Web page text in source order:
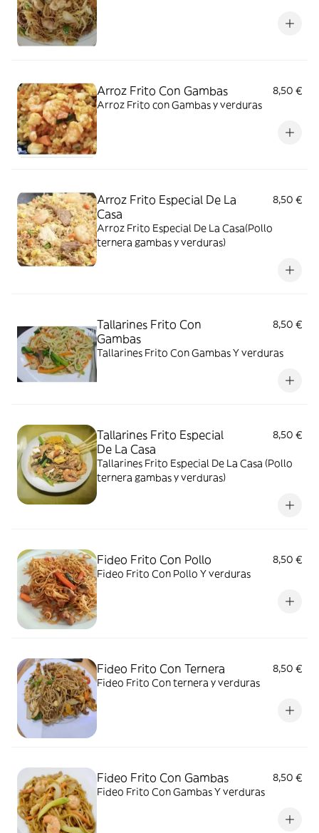
Arroz Frito Con Gambas
8,50 €
Arroz Frito con Gambas y verduras
Arroz Frito Especial De La
Casa
8,50 €
Arroz Frito Especial De La Casa(Pollo
ternera gambas y verduras)
Tallarines Frito Con
Gambas
8,50 €
Tallarines Frito Con Gambas Y verduras
Tallarines Frito Especial
De La Casa
8,50 €
Tallarines Frito Especial De La Casa (Pollo
ternera gambas y verduras)
Fideo Frito Con Pollo
8,50 €
Fideo Frito Con Pollo Y verduras
Fideo Frito Con Ternera
8,50 €
Fideo Frito Con ternera y verduras
Fideo Frito Con Gambas
8,50 €
Fideo Frito Con Gambas Y verduras